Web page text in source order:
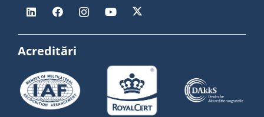
Acreditări